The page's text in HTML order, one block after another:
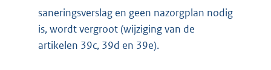
saneringsverslag en geen nazorgplan nodig
is, wordt vergroot (wijziging van de
artikelen 39c, 39d en 39e).